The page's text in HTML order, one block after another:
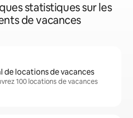
statistiques sur les
de vacances
de locations de vacances
100 locations de vacances